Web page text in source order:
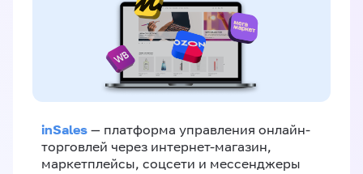
inSales — платформа управления онлайн-
торговлей через интернет-магазин,
маркетплейсы, соцсети и мессенджеры